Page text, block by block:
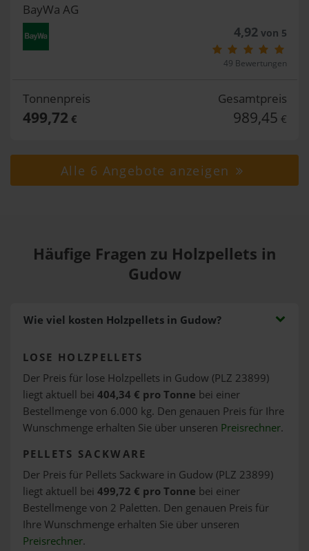
BayWa AG
4,92von 5
49 Bewertungen
Tonnenpreis
499,72 €
Gesamtpreis
989,45 €
Alle 6 Angebote anzeigen
Häufige Fragen zu Holzpellets in
Gudow
Wie viel kosten Holzpellets in Gudow?
LOSE HOLZPELLETS
Der Preis für lose Holzpellets in Gudow (PLZ 23899)
liegt aktuell bei 404,34 € pro Tonne bei einer
Bestellmenge von 6.000 kg. Den genauen Preis für Ihre
Wunschmenge erhalten Sie über unseren Preisrechner.
PELLETS SACKWARE
Der Preis für Pellets Sackware in Gudow (PLZ 23899)
liegt aktuell bei 499,72 € pro Tonne bei einer
Bestellmenge von 2 Paletten. Den genauen Preis für
Ihre Wunschmenge erhalten Sie über unseren
Preisrechner.